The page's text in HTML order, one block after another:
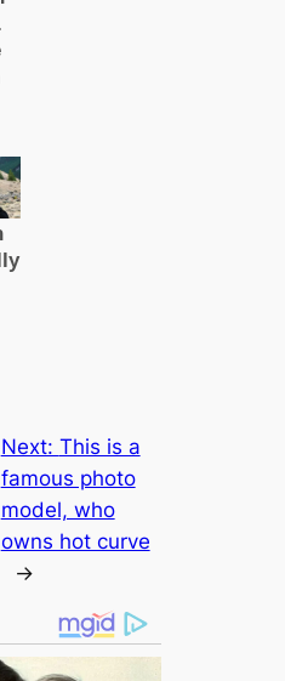
Next: This is a
famous photo
model, who
owns hot curve
→